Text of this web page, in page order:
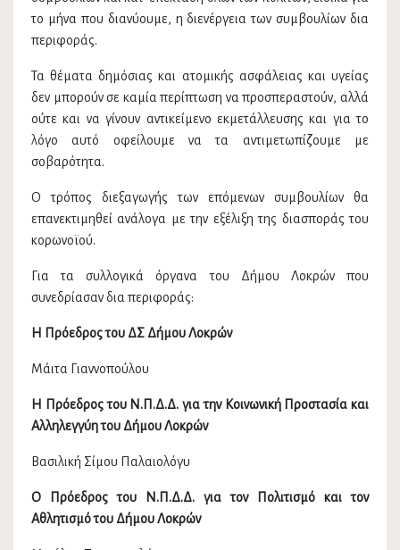
το μήνα που διανύουμε, η διενέργεια των συμβουλίων δια
περιφοράς.
Τα θέματα δημόσιας και ατομικής ασφάλειας και υγείας
δεν μπορούν σε καμία περίπτωση να προσπεραστούν, αλλά
ούτε και να γίνουν αντικείμενο εκμετάλλευσης και για το
λόγο αυτό οφείλουμε να τα αντιμετωπίζουμε με
σοβαρότητα.
Ο τρόπος διεξαγωγής των επόμενων συμβουλίων θα
επανεκτιμηθεί ανάλογα με την εξέλιξη της διασποράς του
κορωνοϊού.
Για τα συλλογικά όργανα του Δήμου Λοκρών που
συνεδρίασαν δια περιφοράς:
Η Πρόεδρος του ΔΣ Δήμου Λοκρών
Μάιτα Γιαννοπούλου
Η Πρόεδρος του Ν.Π.Δ.Δ. για την Κοινωνική Προστασία και
Αλληλεγγύη του Δήμου Λοκρών
Βασιλική Σίμου Παλαιολόγυ
Ο Πρόεδρος του Ν.Π.Δ.Δ. για τον Πολιτισμό και τον
Αθλητισμό του Δήμου Λοκρών